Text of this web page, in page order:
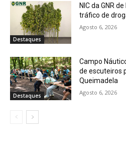
Destaques
NIC da GNR
tráfico de
Agosto 6, 2026
Destaques
Campo
de escuteiros
Queimadela
Agosto 6, 2026